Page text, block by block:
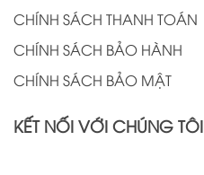
CHÍNH SÁCH THANH TOÁN
CHÍNH SÁCH BẢO HÀNH
CHÍNH SÁCH BẢO MẬT
KẾT NỐI VỚI CHÚNG TÔI